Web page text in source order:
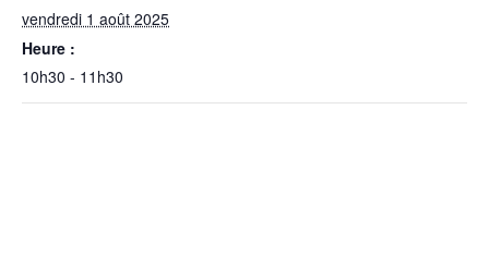
vendredi 1 août 2025
Heure :
10h30 - 11h30